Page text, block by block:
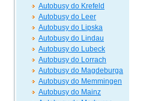
Autobusy do Krefeld
Autobusy do Leer
Autobusy do Lipska
Autobusy do Lindau
Autobusy do Lubeck
Autobusy do Lorrach
Autobusy do Magdeburga
Autobusy do Memmingen
Autobusy do Mainz